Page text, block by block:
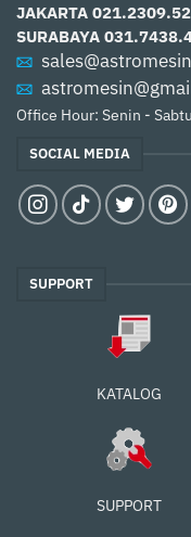
JAKARTA
SURABAYA
Office Hour: Senin -
SOCIAL MEDIA
SUPPORT
KATALOG
SUPPORT